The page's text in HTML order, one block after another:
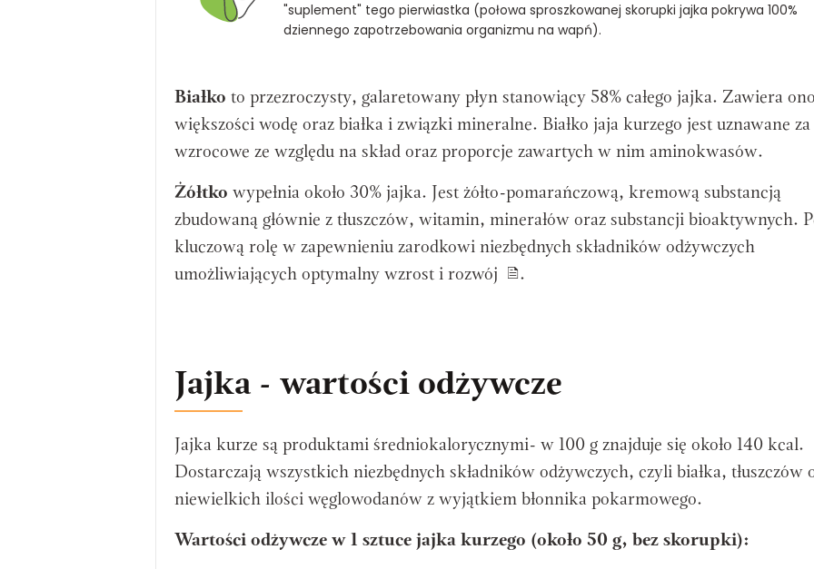
"suplement" tego pierwiastka (połowa sproszkowanej skorupki jajka pokrywa 100%
dziennego zapotrzebowania organizmu na wapń).
Białko to przezroczysty, galaretowany płyn stanowiący 58% całego jajka. Zawiera
większości wodę oraz białka i związki mineralne. Białko jaja kurzego jest uznawane za
wzrocowe ze względu na skład oraz proporcje zawartych w nim aminokwasów.
Żółtko wypełnia około 30% jajka. Jest żółto-pomarańczową, kremową substancją
zbudowaną głównie z tłuszczów, witamin, minerałów oraz substancji bioaktywnych.
kluczową rolę w zapewnieniu zarodkowi niezbędnych składników odżywczych
umożliwiających optymalny wzrost i rozwój
.
Jajka - wartości odżywcze
Jajka kurze są produktami średniokalorycznymi- w 100 g znajduje się około 140 kcal.
Dostarczają wszystkich niezbędnych składników odżywczych, czyli białka, tłuszczów
niewielkich ilości węglowodanów z wyjątkiem błonnika pokarmowego.
Wartości odżywcze w 1 sztuce jajka kurzego (około 50 g, bez skorupki):